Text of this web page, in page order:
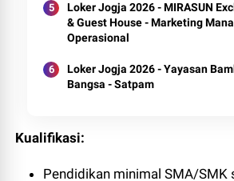
Loker Jogja 2026 - MIRASUN
& Guest House - Marketing
Operasional
Loker Jogja 2026 - Yayasan
Bangsa - Satpam
Kualifikasi:
Pendidikan minimal SMA/SMK